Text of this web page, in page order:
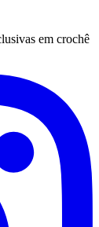
em crochê